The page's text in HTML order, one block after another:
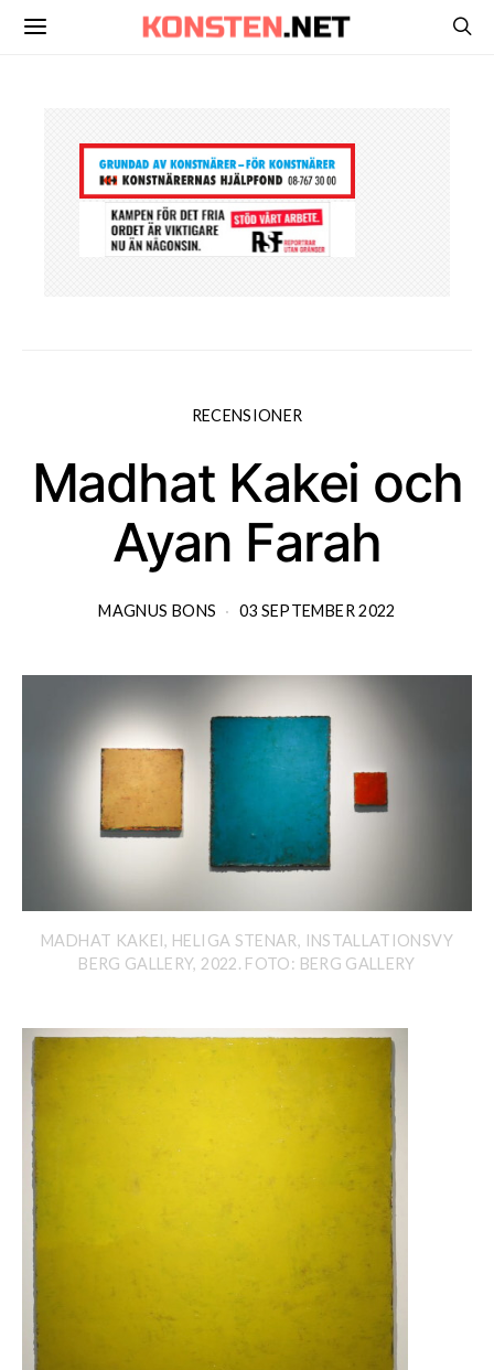
RECENSIONER
Madhat Kakei och
Ayan Farah
MAGNUS BONS 03 SEPTEMBER 2022
MADHAT KAKEI, HELIGA STENAR, INSTALLATIONSVY
BERG GALLERY, 2022. FOTO: BERG GALLERY